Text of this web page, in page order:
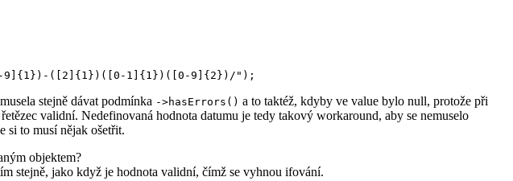
stejně dávat podmínka ->hasErrors() a to taktéž, kdyby ve value bylo null, protože při
validní. Nedefinovaná hodnota datumu je tedy takový workaround, aby se nemuselo
si to musí nějak ošetřit.
objektem?
stejně, jako když je hodnota validní, čímž se vyhnou ifování.